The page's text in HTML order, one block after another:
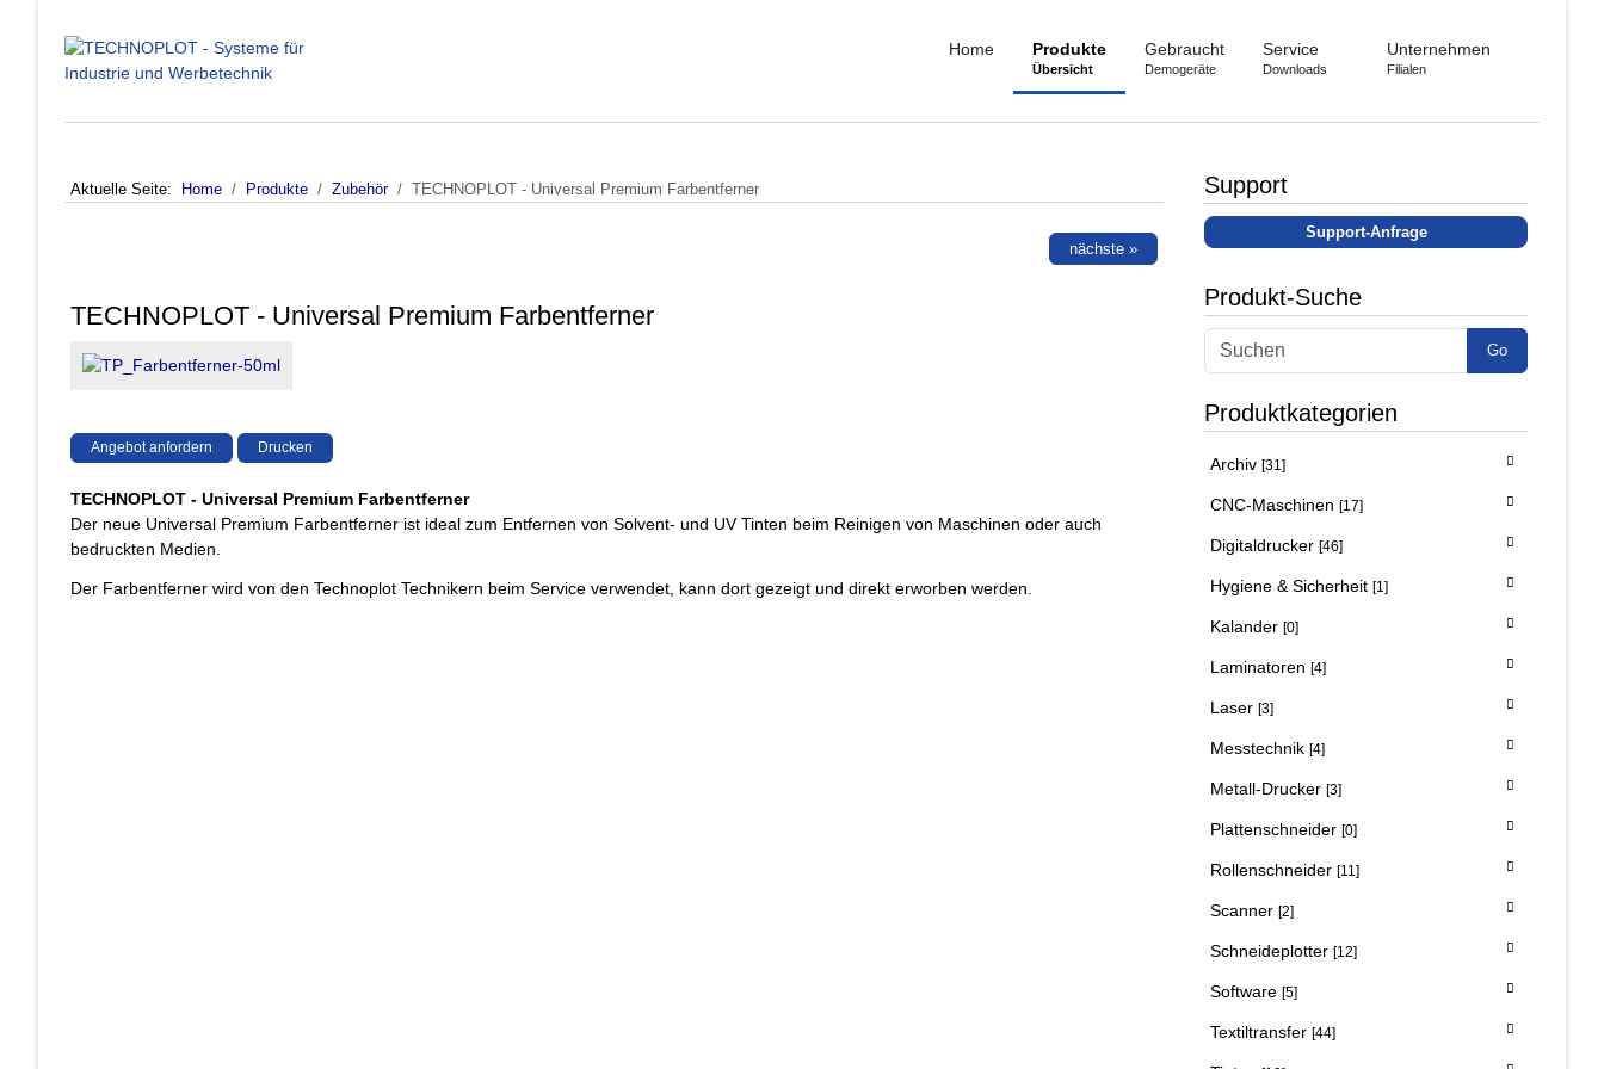
Home Produkte
Übersicht
Gebraucht
Demogeräte
Service
Downloads
Unternehmen
Filialen
Aktuelle Seite: Home Produkte Zubehör TECHNOPLOT - Universal Premium Farbentferner
nächste »
TECHNOPLOT - Universal Premium Farbentferner
Angebot anfordern Drucken
TECHNOPLOT - Universal Premium Farbentferner
Der neue Universal Premium Farbentferner ist ideal zum Entfernen von Solvent- und UV Tinten beim Reinigen von Maschinen oder auch
bedruckten Medien.
Der Farbentferner wird von den Technoplot Technikern beim Service verwendet, kann dort gezeigt und direkt erworben werden.
Support
Support-Anfrage
Produkt-Suche
Go
Produktkategorien
Archiv [31]
CNC-Maschinen [17]
Digitaldrucker [46]
Hygiene & Sicherheit [1]
Kalander [0]
Laminatoren [4]
Laser [3]
Messtechnik [4]
Metall-Drucker [3]
Plattenschneider [0]
Rollenschneider [11]
Scanner [2]
Schneideplotter [12]
Software [5]
Textiltransfer [44]